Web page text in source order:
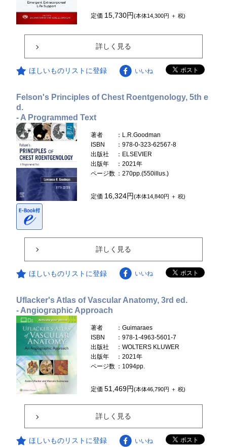
定価 15,730円(本体14,300円 ＋ 税)
詳しく見る
ほしいものリストに登録 いいね
Felson's Principles of Chest Roentgenology, 5th e
d.
- A Programmed Text
著者
：L.R.Goodman
ISBN
：978-0-323-62567-8
出版社
：ELSEVIER
出版年
：2021年
ページ数 ：270pp.(550illus.)
定価 16,324円(本体14,840円 ＋ 税)
詳しく見る
ほしいものリストに登録 いいね
Uflacker's Atlas of Vascular Anatomy, 3rd ed.
- Angiographic Approach
著者
：Guimaraes
ISBN
：978-1-4963-5601-7
出版社
：WOLTERS KLUWER
出版年
：2021年
ページ数 ：1094pp.
定価51,469円(本体46,790円 ＋ 税)
詳しく見る
ほしいものリストに登録 いいね